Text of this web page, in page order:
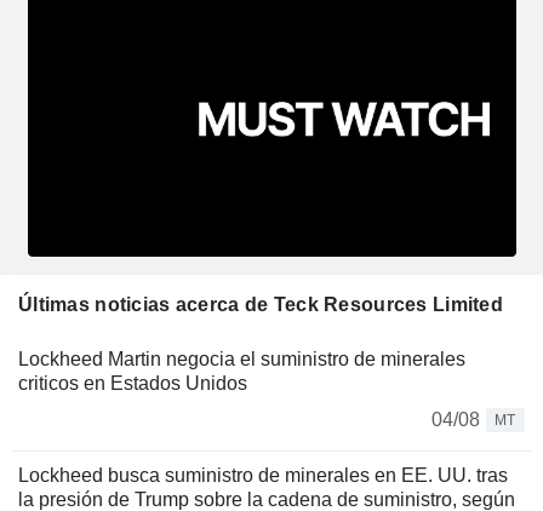
Últimas noticias acerca de Teck Resources Limited
Lockheed Martin negocia el suministro de minerales
criticos en Estados Unidos
04/08
MT
Lockheed busca suministro de minerales en EE. UU. tras
la presión de Trump sobre la cadena de suministro, según